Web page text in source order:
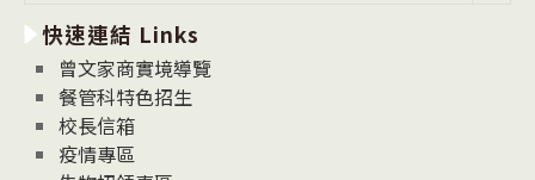
消
息
News
快速連結 Links
曾文家商實境導覽
餐管科特色招生
校長信箱
疫情專區